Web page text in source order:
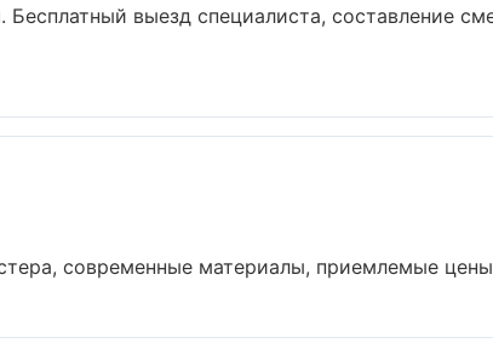
выезд специалиста, составление
современные материалы, приемлемые